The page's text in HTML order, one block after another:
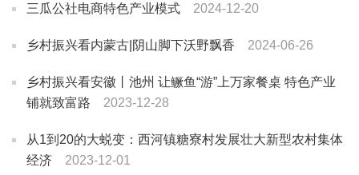
三瓜公社电商特色产业模式 2024-12-20
乡村振兴看内蒙古|阴山脚下沃野飘香 2024-06-26
乡村振兴看安徽丨池州 让鳜鱼“游”上万家餐桌 特色产业
铺就致富路
2023-12-28
从1到20的大蜕变：西河镇糖寮村发展壮大新型农村集体
经济
2023-12-01